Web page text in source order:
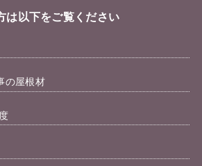
は以下をご覧ください
の屋根材